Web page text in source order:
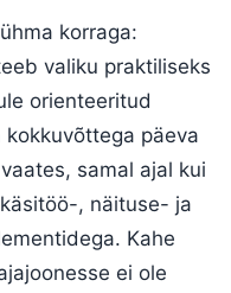
korraga:
valiku praktiliseks
orienteeritud
päeva
samal ajal kui
, näituse- ja
Kahe
ei ole